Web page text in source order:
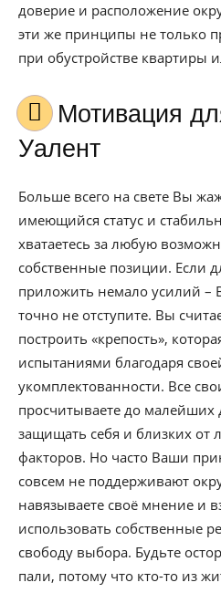
доверие и расположение
эти же принципы не только
при обустройстве квартиры
Мотивация для имени
Уалент
Больше всего на свете Вы
имеющийся статус и
хватаетесь за любую
собственные позиции. Если
приложить немало усилий –
точно не отступите. Вы
построить «крепость»,
испытаниями благодаря
укомплектованности. Все
просчитываете до малейших
защищать себя и близких
факторов. Но часто Ваши
совсем не поддерживают
навязываете своё мнение и
использовать собственные
свободу выбора. Будьте
пали, потому что кто-то из